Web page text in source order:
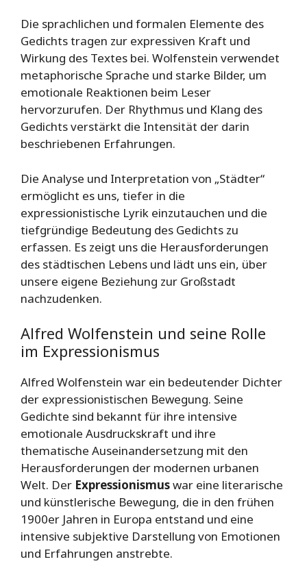
Die sprachlichen und formalen Elemente des
Gedichts tragen zur expressiven Kraft und
Wirkung des Textes bei. Wolfenstein verwendet
metaphorische Sprache und starke Bilder, um
emotionale Reaktionen beim Leser
hervorzurufen. Der Rhythmus und Klang des
Gedichts verstärkt die Intensität der darin
beschriebenen Erfahrungen.
Die Analyse und Interpretation von „Städter“
ermöglicht es uns, tiefer in die
expressionistische Lyrik einzutauchen und die
tiefgründige Bedeutung des Gedichts zu
erfassen. Es zeigt uns die Herausforderungen
des städtischen Lebens und lädt uns ein, über
unsere eigene Beziehung zur Großstadt
nachzudenken.
Alfred Wolfenstein und seine Rolle
im Expressionismus
Alfred Wolfenstein war ein bedeutender Dichter
der expressionistischen Bewegung. Seine
Gedichte sind bekannt für ihre intensive
emotionale Ausdruckskraft und ihre
thematische Auseinandersetzung mit den
Herausforderungen der modernen urbanen
Welt. Der Expressionismuswar eine literarische
und künstlerische Bewegung, die in den frühen
1900er Jahren in Europa entstand und eine
intensive subjektive Darstellung von Emotionen
und Erfahrungen anstrebte.